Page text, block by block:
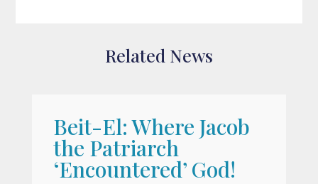
Related News
Beit-El: Where Jacob
the Patriarch
‘Encountered’ God!